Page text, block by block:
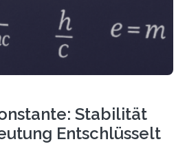
Stabilität
Entschlüsselt